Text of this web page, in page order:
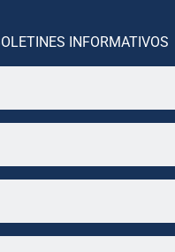
INFORMATIVOS